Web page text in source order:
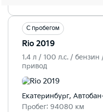
С пробегом
Rio 2019
1.4 л / 100 л.c. /
привод
Екатеринбург,
Пробег: 94080 км